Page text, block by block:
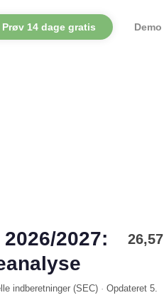
Demo
Prøv 14 dage gratis
2027:
26,57
indberetninger (SEC) · Opdateret 5.